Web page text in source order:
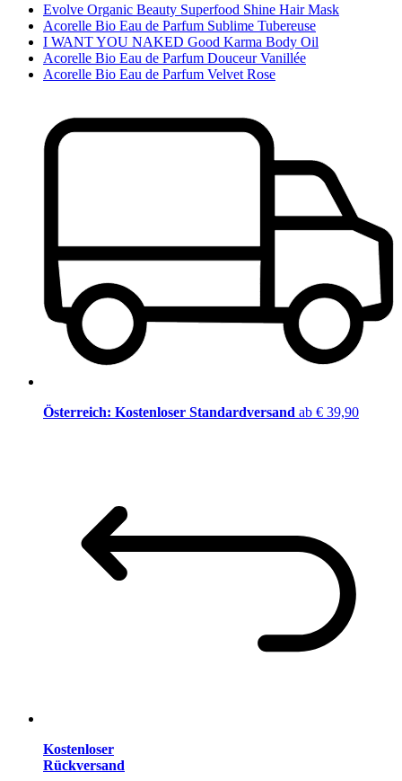
Evolve Organic Beauty Superfood Shine Hair Mask
Acorelle Bio Eau de Parfum Sublime Tubereuse
I WANT YOU NAKED Good Karma Body Oil
Acorelle Bio Eau de Parfum Douceur Vanillée
Acorelle Bio Eau de Parfum Velvet Rose
Österreich: Kostenloser Standardversand ab € 39,90
Kostenloser
Rückversand